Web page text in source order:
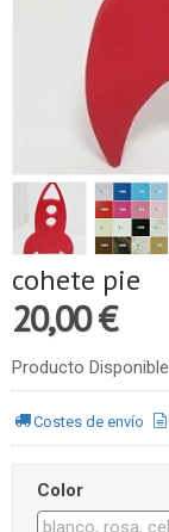
cohete pie
20,00 €
Producto Disponible
Costes de envío
Color